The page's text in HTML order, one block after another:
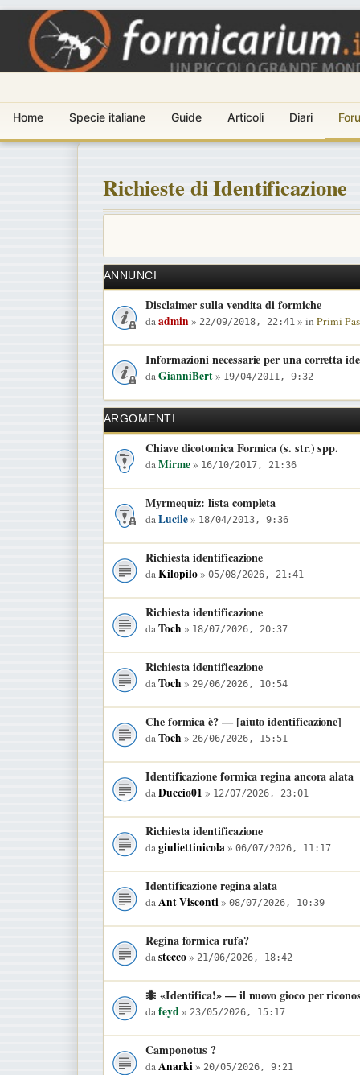
Home Specie italiane Guide Articoli Diari
Richieste di Identificazione
ANNUNCI
Disclaimer sulla vendita di formiche
daadmin» 22/09/2018, 22:41 » inPrimi
Informazioni necessarie per una corretta
daGianniBert» 19/04/2011, 9:32
ARGOMENTI
Chiave dicotomica Formica (s. str.) spp.
daMirme» 16/10/2017, 21:36
Myrmequiz: lista completa
daLucile» 18/04/2013, 9:36
Richiesta identificazione
daKilopilo» 05/08/2026, 21:41
Richiesta identificazione
daToch » 18/07/2026, 20:37
Richiesta identificazione
daToch » 29/06/2026, 10:54
Che formica è? — [aiuto identificazione]
daToch » 26/06/2026, 15:51
Identificazione formica regina ancora alata
daDuccio01 » 12/07/2026, 23:01
Richiesta identificazione
dagiuliettinicola» 06/07/2026, 11:17
Identificazione regina alata
daAnt Visconti» 08/07/2026, 10:39
Regina formica rufa?
dastecco» 21/06/2026, 18:42
🐜 «Identifica!» — il nuovo gioco per
dafeyd » 23/05/2026, 15:17
Camponotus ?
daAnarki» 20/05/2026, 9:21